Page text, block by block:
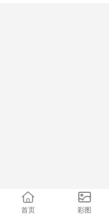
首页 彩图